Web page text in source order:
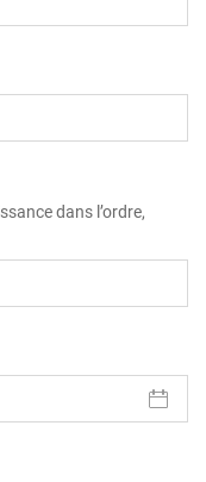
dans l’ordre,